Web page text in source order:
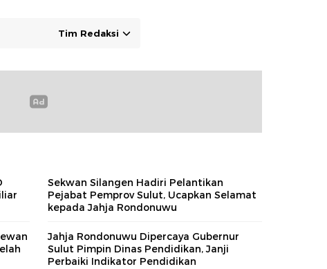
Tim Redaksi
Sekwan Silangen Hadiri Pelantikan
Pejabat Pemprov Sulut, Ucapkan Selamat
kepada Jahja Rondonuwu
Jahja Rondonuwu Dipercaya Gubernur
Sulut Pimpin Dinas Pendidikan, Janji
Perbaiki Indikator Pendidikan